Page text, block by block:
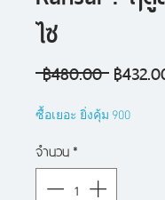
ไซ
฿480.00 ราคา
฿
ซื้อเยอะ ยิ่งคุ้ม 900
จำนวน*